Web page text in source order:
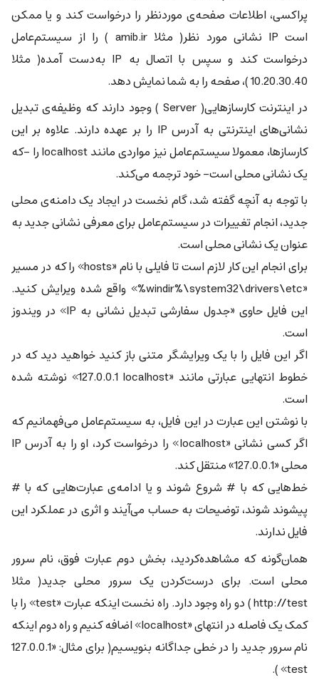
پراکسی، اطلاعات صفحه‌ی موردنظر را درخواست کند و یا ممکن
است IP نشانی مورد نظر( مثلا amib.ir ) را از سیستم‌عامل
درخواست کند و سپس با اتصال به IP به‌دست آمده( مثلا
10.20.30.40 )، صفحه را به شما نمایش دهد.
در اینترنت کارسازهایی( Server ) وجود دارند که وظیفه‌ی تبدیل
نشانی‌های اینترنتی به آدرس IP را بر عهده دارند. علاوه بر این
کارسازها، معمولا سیستم‌عامل نیز مواردی مانند localhost را -که
یک نشانی محلی است- خود ترجمه می‌کند.
با توجه به آنچه گفته شد، گام نخست در ایجاد یک دامنه‌ی محلی
جدید، انجام تغییرات در سیستم‌عامل برای معرفی نشانی جدید به
عنوان یک نشانی محلی است.
برای انجام این کار لازم است تا فایلی با نام «hosts» را که در مسیر
«‎%windir%\system32\drivers\etc» واقع شده ویرایش کنید.
این فایل حاوی «جدول سفارشی تبدیل نشانی به IP» در ویندوز
است.
اگر این فایل را با یک ویرایشگر متنی باز کنید خواهید دید که در
خطوط انتهایی عبارتی مانند «‎127.0.0.1 localhost» نوشته شده
است.
با نوشتن این عبارت در این فایل، به سیستم‌عامل می‌فهمانیم که
اگر کسی نشانی «localhost» را درخواست کرد، او را به آدرس IP
محلی «127.0.0.1» منتقل کند.
خط‌هایی که با # شروع شوند و یا ادامه‌ی عبارت‌هایی که با #
پیشوند شوند، توضیحات به حساب می‌آیند و اثری در عملکرد این
فایل ندارند.
همان‌گونه که مشاهده‌کردید، بخش دوم عبارت فوق، نام سرور
محلی است. برای درست‌کردن یک سرور محلی جدید( مثلا
http://test ) دو راه وجود دارد. راه نخست اینکه عبارت «test» را با
کمک یک فاصله در انتهای «localhost» اضافه کنیم و راه دوم اینکه
نام سرور جدید را در خطی جداگانه بنویسیم( برای مثال: «‎127.0.0.1
test» ).